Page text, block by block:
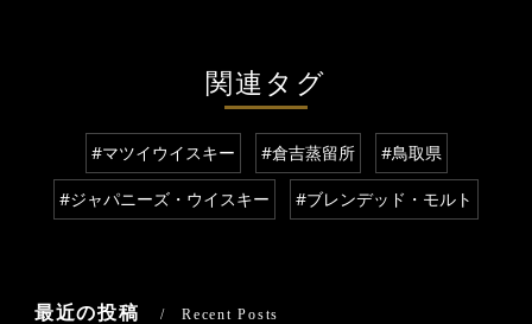
関連タグ
#マツイウイスキー #倉吉蒸留所 #鳥取県
#ジャパニーズ・ウイスキー #ブレンデッド・モルト
最近の投稿 Recent Posts